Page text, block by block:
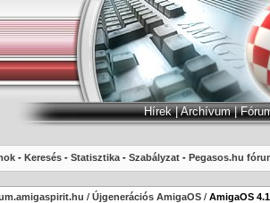
Hírek|Archívum|
- Keresés - Statisztika - Szabályzat - Pegasos.hu
/ Újgenerációs AmigaOS / AmigaOS 4.1